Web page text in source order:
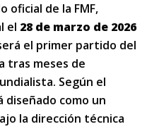
oficial de la FMF,
el 28 de marzo de 2026
el primer partido del
tras meses de
Según el
como un
la dirección técnica